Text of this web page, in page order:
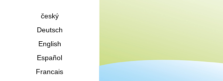
český
Deutsch
English
Español
Francais